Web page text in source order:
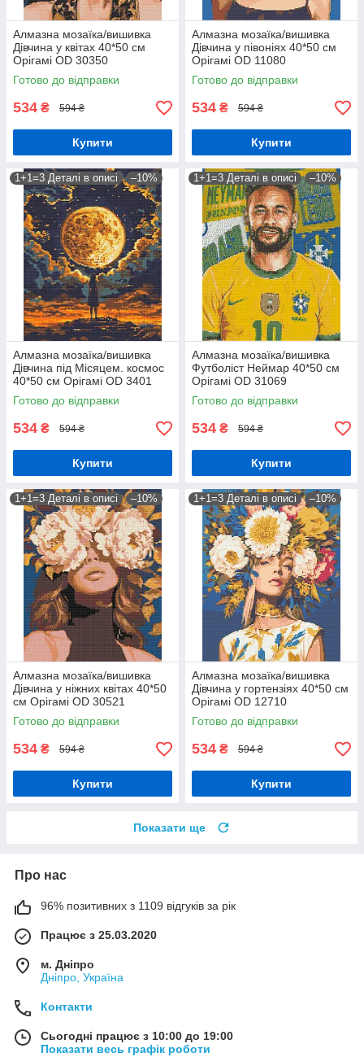
Алмазна мозаїка/вишивка
Дівчина у квітах 40*50 см
Орігамі OD 30350
Готово до відправки
534 ₴ 594 ₴
Купити
Алмазна мозаїка/вишивка
Дівчина у півоніях 40*50 см
Орігамі OD 11080
Готово до відправки
534 ₴ 594 ₴
Купити
1+1=3 Деталі в описі –10%
Алмазна мозаїка/вишивка
Дівчина під Місяцем. космос
40*50 см Орігамі OD 3401
Готово до відправки
534 ₴ 594 ₴
Купити
1+1=3 Деталі в описі –10%
Алмазна мозаїка/вишивка
Футболіст Неймар 40*50 см
Орігамі OD 31069
Готово до відправки
534 ₴ 594 ₴
Купити
1+1=3 Деталі в описі –10%
Алмазна мозаїка/вишивка
Дівчина у ніжних квітах 40*50
см Орігамі OD 30521
Готово до відправки
534 ₴ 594 ₴
Купити
1+1=3 Деталі в описі –10%
Алмазна мозаїка/вишивка
Дівчина у гортензіях 40*50 см
Орігамі OD 12710
Готово до відправки
534 ₴ 594 ₴
Купити
Показати ще
Про нас
96% позитивних з 1109 відгуків за рік
Працює з 25.03.2020
м. Дніпро
Дніпро, Україна
Контакти
Сьогодні працює з 10:00 до 19:00
Показати весь графік роботи